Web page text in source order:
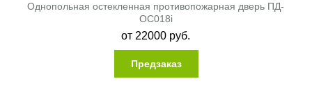
Однопольная остекленная противопожарная дверь ПД-
ОС018i
от 22000 руб.
Предзаказ